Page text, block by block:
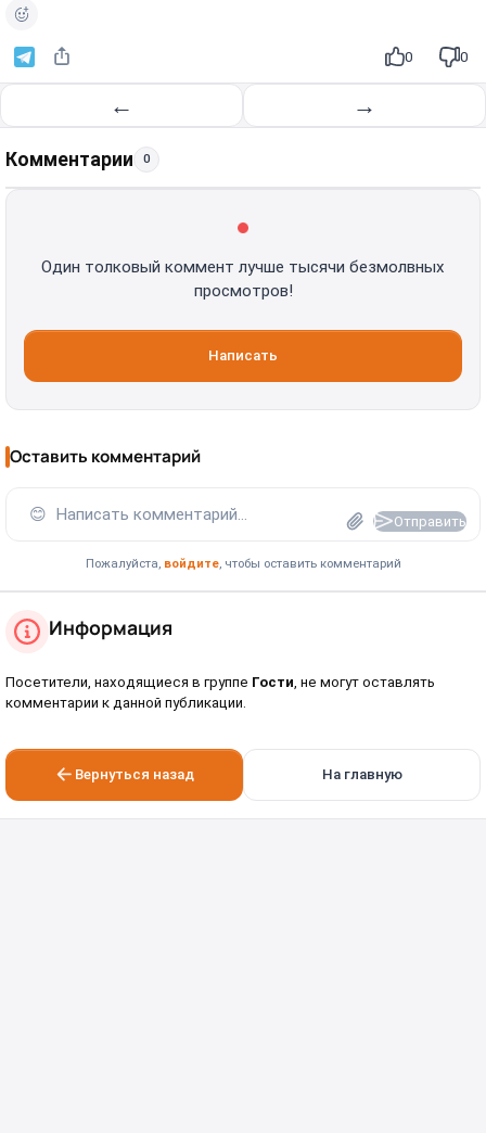
0 0
← →
Комментарии 0
Один толковый коммент лучше тысячи безмолвных
просмотров!
Написать
Оставить комментарий
😊 Написать комментарий... Отправить
Пожалуйста, войдите, чтобы оставить комментарий
Информация
Посетители, находящиеся в группе Гости , не могут оставлять
комментарии к данной публикации.
Вернуться назад На главную